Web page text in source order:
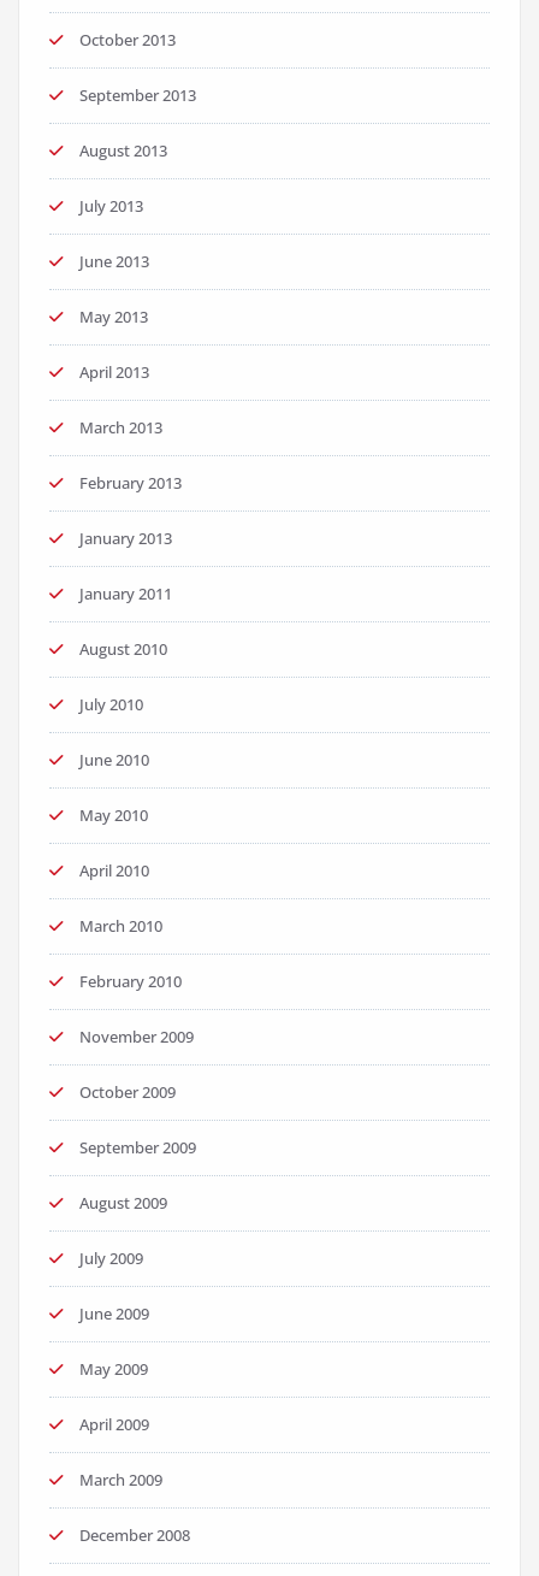
October 2013
September 2013
August 2013
July 2013
June 2013
May 2013
April 2013
March 2013
February 2013
January 2013
January 2011
August 2010
July 2010
June 2010
May 2010
April 2010
March 2010
February 2010
November 2009
October 2009
September 2009
August 2009
July 2009
June 2009
May 2009
April 2009
March 2009
December 2008